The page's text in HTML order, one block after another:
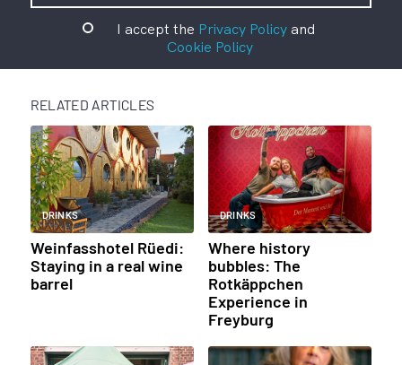
I accept the Privacy Policyand
Cookie Policy
RELATED ARTICLES
DRINKS
Weinfasshotel Rüedi:
Staying in a real wine
barrel
DRINKS
Where history
bubbles: The
Rotkäppchen
Experience in
Freyburg